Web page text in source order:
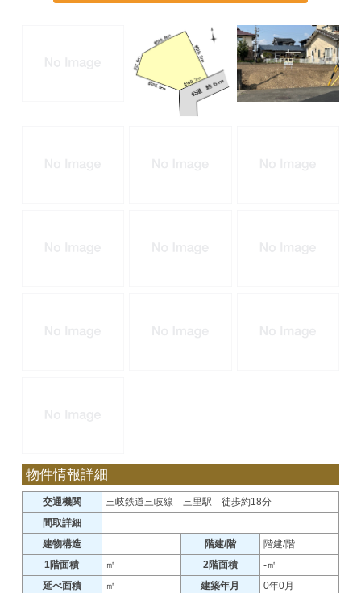
物件情報詳細
交通機関
三岐鉄道三岐線 三里駅 徒歩約18分
間取詳細
建物構造
階建/階
階建/階
1階面積
㎡ 2階面積
-㎡
延べ面積
㎡ 建築年月
0年0月